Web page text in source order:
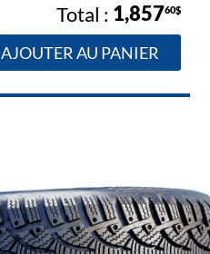
1,85760$
AJOUTER AU PANIER